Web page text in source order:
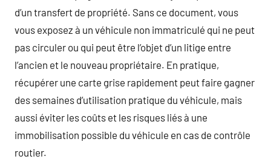
d’un transfert de propriété. Sans ce document, vous
vous exposez à un véhicule non immatriculé qui ne peut
pas circuler ou qui peut être l’objet d’un litige entre
l’ancien et le nouveau propriétaire. En pratique,
récupérer une carte grise rapidement peut faire gagner
des semaines d’utilisation pratique du véhicule, mais
aussi éviter les coûts et les risques liés à une
immobilisation possible du véhicule en cas de contrôle
routier.